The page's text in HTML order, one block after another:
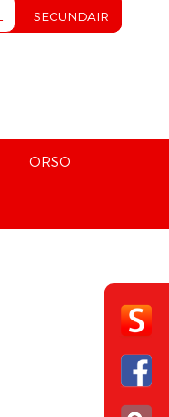
SECUNDAIR
ORSO